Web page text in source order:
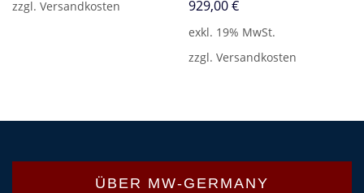
zzgl. Versandkosten 929,00€
exkl. 19% MwSt.
zzgl.Versandkosten
ÜBER MW-GERMANY